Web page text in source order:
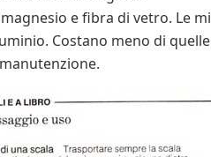
e fibra di vetro. Le
Costano meno di